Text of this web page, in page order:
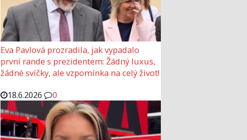
Eva Pavlová prozradila, jak vypadalo
první rande s prezidentem: Žádný luxus,
žádné svíčky, ale vzpomínka na celý život!
18.6.2026
0